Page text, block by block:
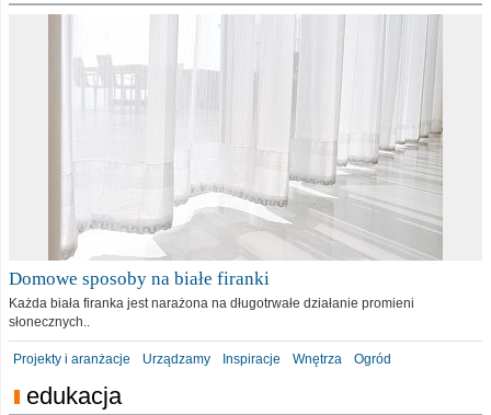
Domowe sposoby na białe firanki
Każda biała firanka jest narażona na długotrwałe działanie promieni
słonecznych..
Projekty i aranżacje Urządzamy Inspiracje Wnętrza Ogród
edukacja